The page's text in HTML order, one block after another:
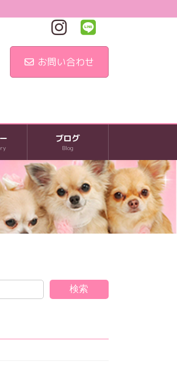
お問い合わせ
ブログ
Blog
検索